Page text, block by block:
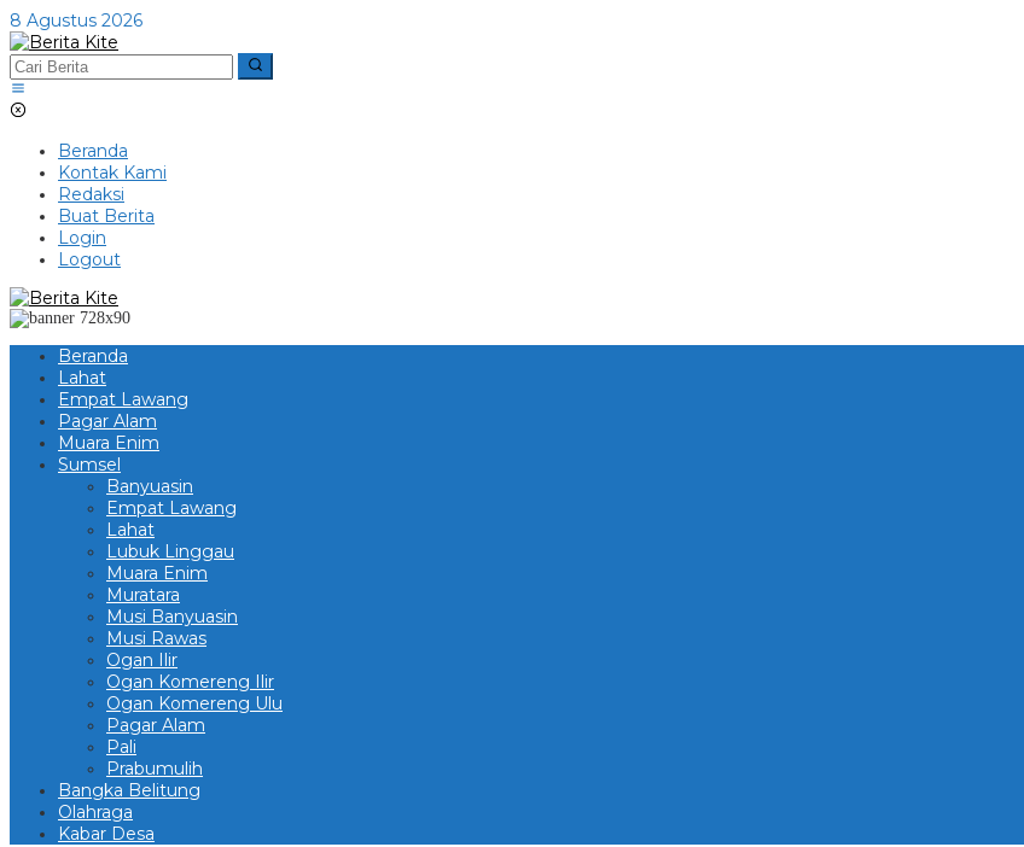
Lewati
ke
konten
8 Agustus 2026
Beranda
Kontak Kami
Redaksi
Buat Berita
Login
Logout
Beranda
Lahat
Empat Lawang
Pagar Alam
Muara Enim
Sumsel
Banyuasin
Empat Lawang
Lahat
Lubuk Linggau
Muara Enim
Muratara
Musi Banyuasin
Musi Rawas
Ogan Ilir
Ogan Komereng Ilir
Ogan Komereng Ulu
Pagar Alam
Pali
Prabumulih
Bangka Belitung
Olahraga
Kabar Desa